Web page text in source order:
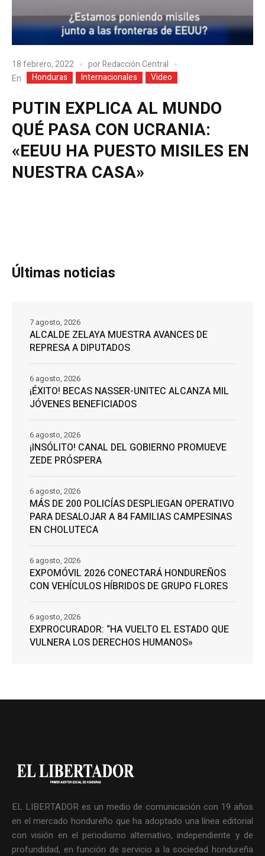
18 febrero, 2022 porRedacción Central
En
Honduras Internacionales Video
PUTIN EXPLICA AL MUNDO
QUÉ PASA CON UCRANIA:
«EEUU HA PUESTO MISILES EN
NUESTRA CASA»
Últimas noticias
ALCALDE ZELAYA MUESTRA AVANCES DE
REPRESA A DIPUTADOS
7 agosto, 2026
¡ÉXITO! BECAS NASSER-UNITEC ALCANZA MIL
JÓVENES BENEFICIADOS
6 agosto, 2026
¡INSÓLITO! CANAL DEL GOBIERNO PROMUEVE
ZEDE PRÓSPERA
6 agosto, 2026
MÁS DE 200 POLICÍAS DESPLIEGAN OPERATIVO
PARA DESALOJAR A 84 FAMILIAS CAMPESINAS
EN CHOLUTECA
6 agosto, 2026
EXPOMÓVIL 2026 CONECTARÁ HONDUREÑOS
CON VEHÍCULOS HÍBRIDOS DE GRUPO FLORES
6 agosto, 2026
EXPROCURADOR: “HA VUELTO EL ESTADO QUE
VULNERA LOS DERECHOS HUMANOS»
6 agosto, 2026
EL LIBERTADOR es un medio de comunicación con 19 años
en el mercado hondureño que ha adoptado una línea editorial
con visión en el periodismo alternativo, independiente y de
profundidad, en función de servicio a la sociedad hondureña